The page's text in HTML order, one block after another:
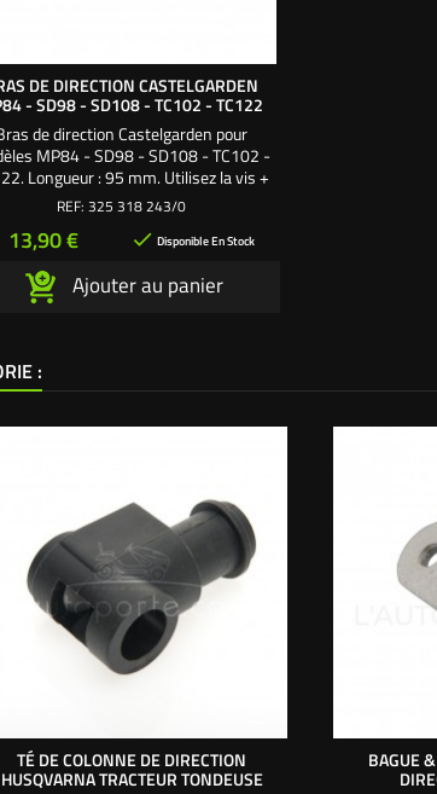
DE DIRECTION CASTELGARDEN
- SD98 - SD108 - TC102 - TC122
de direction Castelgarden pour
MP84 - SD98 - SD108 - TC102 -
Longueur : 95 mm. Utilisez la vis +
frein de fixation 112692390/0
REF: 325 318 243/0
Prix
13,90 €  Disponible En Stock
Ajouter au panier
:
TÉ DE COLONNE DE DIRECTION
HUSQVARNA TRACTEUR TONDEUSE
BAGUE